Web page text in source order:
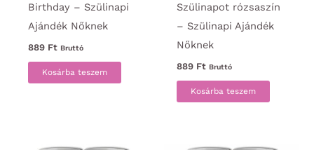
Birthday – Szülinapi
Ajándék Nőknek
889 Ft Bruttó
Kosárba teszem
Szülinapot rózsaszín
– Szülinapi Ajándék
Nőknek
889 Ft Bruttó
Kosárba teszem